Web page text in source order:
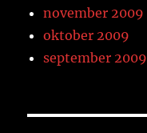
november 2009
oktober 2009
september 2009